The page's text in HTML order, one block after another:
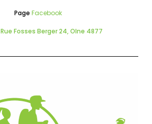
Page Facebook
Rue Fosses Berger 24, Olne 4877